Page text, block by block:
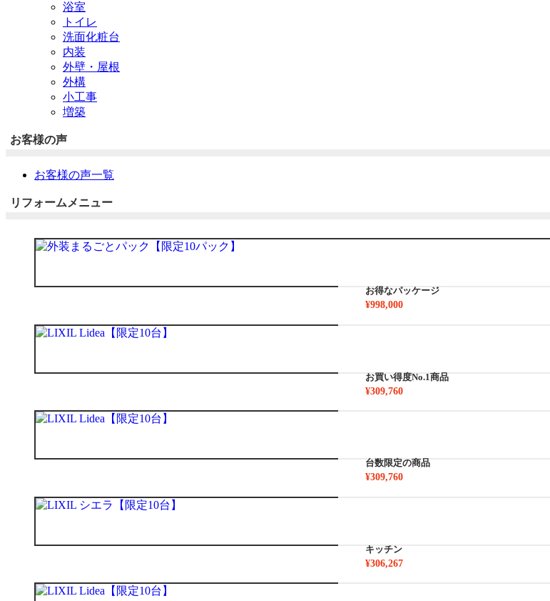
浴室
トイレ
洗面化粧台
内装
外壁・屋根
外構
小工事
増築
お客様の声
お客様の声一覧
リフォームメニュー
お得なパッケージ
¥998,000
お買い得度No.1商品
¥309,760
台数限定の商品
¥309,760
キッチン
¥306,267